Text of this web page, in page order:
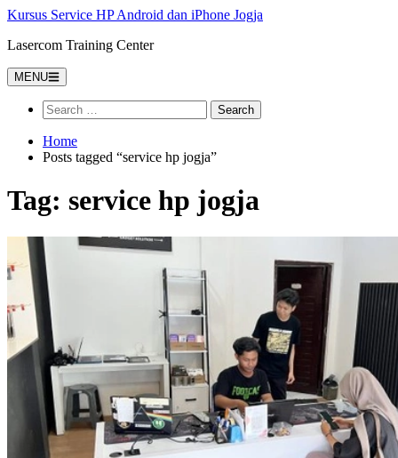
Kursus Service HP Android dan iPhone Jogja
Lasercom Training Center
MENU
Home
Posts tagged “service hp jogja”
Tag: service hp jogja